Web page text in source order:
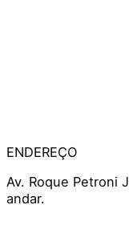
ENDEREÇO
Av. Roque Petroni
andar.